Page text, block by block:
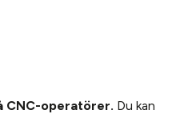
CNC-operatörer. Du kan